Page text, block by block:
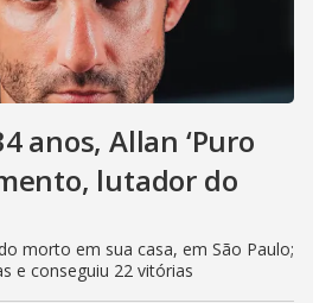
anos, Allan ‘Puro
lutador do
morto em sua casa, em São Paulo;
e conseguiu 22 vitórias